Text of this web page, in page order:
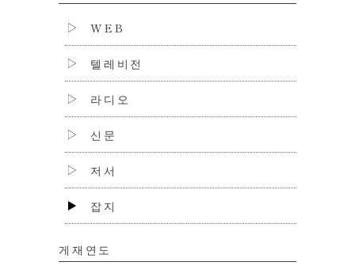
WEB
텔레비전
라디오
신문
저서
잡지
게재연도